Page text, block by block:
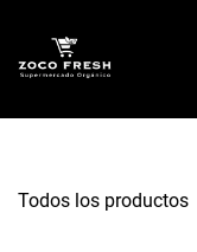
Todos los productos